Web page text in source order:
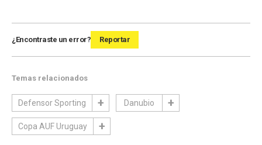
¿Encontraste un error? Reportar
Temas relacionados
Defensor Sporting Danubio
Copa AUF Uruguay